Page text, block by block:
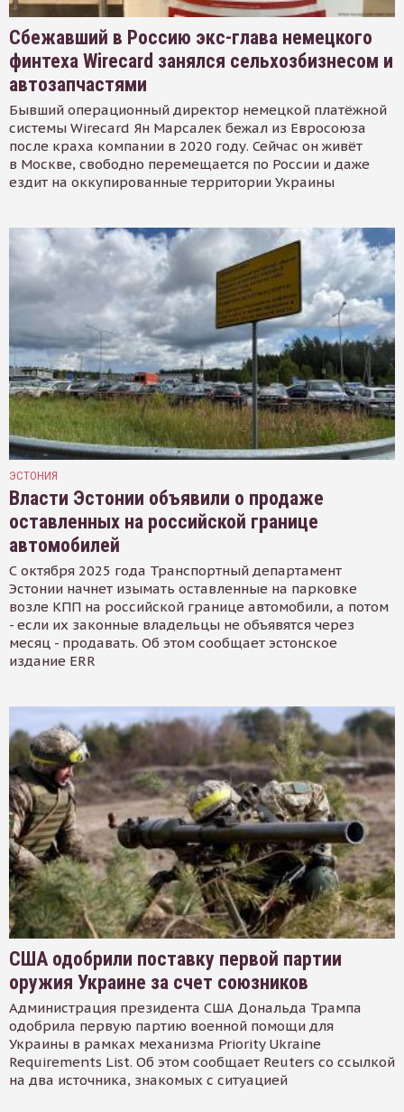
Сбежавший в Россию экс-глава немецкого
финтеха Wirecard занялся сельхозбизнесом и
автозапчастями
Бывший операционный директор немецкой платёжной
системы Wirecard Ян Марсалек бежал из Евросоюза
после краха компании в 2020 году. Сейчас он живёт
в Москве, свободно перемещается по России и даже
ездит на оккупированные территории Украины
ЭСТОНИЯ
Власти Эстонии объявили о продаже
оставленных на российской границе
автомобилей
С октября 2025 года Транспортный департамент
Эстонии начнет изымать оставленные на парковке
возле КПП на российской границе автомобили, а потом
- если их законные владельцы не объявятся через
месяц - продавать. Об этом сообщает эстонское
издание ERR
США одобрили поставку первой партии
оружия Украине за счет союзников
Администрация президента США Дональда Трампа
одобрила первую партию военной помощи для
Украины в рамках механизма Priority Ukraine
Requirements List. Об этом сообщает Reuters со ссылкой
на два источника, знакомых с ситуацией